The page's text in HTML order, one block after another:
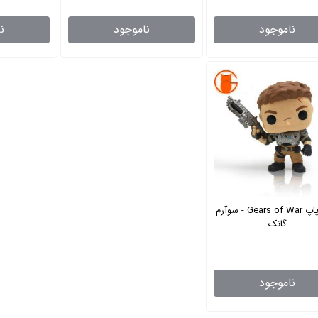
ناموجود ناموجود
فانکو پاپ Gears of War - سوآرم
گانک
ناموجود